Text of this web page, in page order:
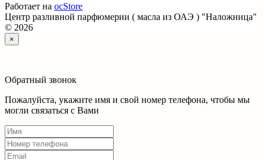
Работает на ocStore
Центр разливной парфюмерии ( масла из ОАЭ ) "Наложница"
© 2026
×
Обратный звонок
Пожалуйста, укажите имя и свой номер телефона, чтобы мы
могли связаться с Вами